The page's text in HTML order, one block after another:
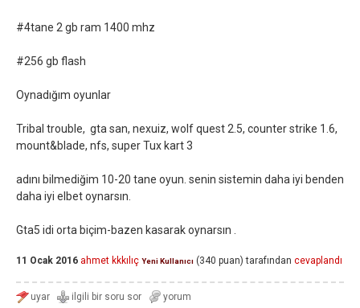
#4tane 2 gb ram 1400 mhz
#256 gb flash
Oynadığım oyunlar
Tribal trouble, gta san, nexuiz, wolf quest 2.5, counter strike 1.6,
mount&blade, nfs, super Tux kart 3
adını bilmediğim 10-20 tane oyun. senin sistemin daha iyi benden
daha iyi elbet oynarsın.
Gta5 idi orta biçim-bazen kasarak oynarsın .
11 Ocak 2016 ahmet kkkılıç Yeni Kullanıcı (340 puan) tarafından cevaplandı